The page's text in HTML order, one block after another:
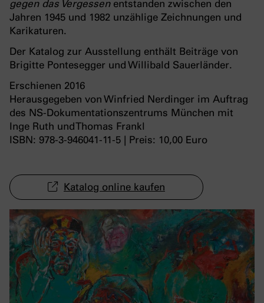
gegen das Vergessenentstanden zwischen den
Jahren 1945 und 1982 unzählige Zeichnungen und
Karikaturen.
Der Katalog zur Ausstellung enthält Beiträge von
Brigitte Pontesegger und Willibald Sauerländer.
Erschienen 2016
Herausgegeben von Winfried Nerdinger im Auftrag
des NS-Dokumentationszentrums München mit
Inge Ruth und Thomas Frankl
ISBN: 978-3-946041-11-5 | Preis: 10,00 Euro
Katalog online kaufen